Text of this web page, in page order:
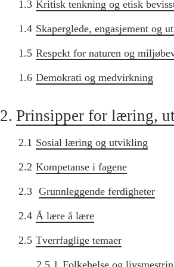
1.3 Kritisk tenkning og etisk
1.4 Skaperglede, engasjement og
1.5 Respekt for naturen og
1.6 Demokrati og medvirkning
2. Prinsipper for læring,
2.1 Sosial læring og utvikling
2.2 Kompetanse i fagene
2.3 Grunnleggende ferdigheter
2.4 Å lære å lære
2.5 Tverrfaglige temaer